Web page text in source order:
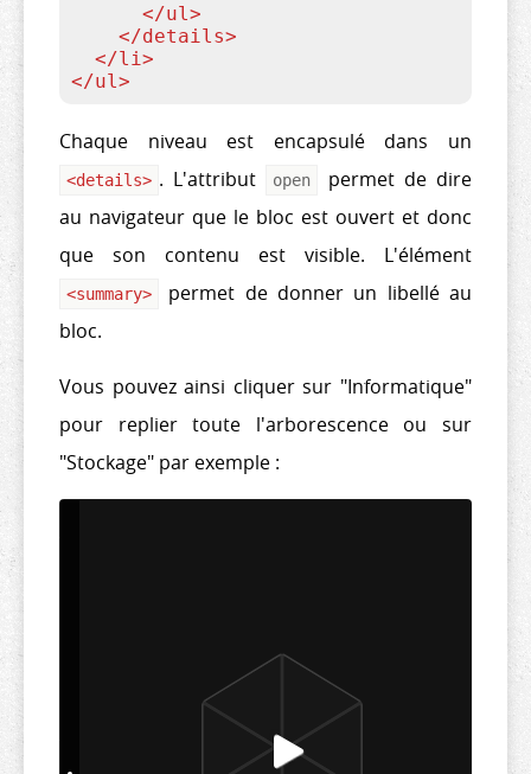
</ul >
</details>
</li >
</ul >
Chaque niveau est encapsulé dans un
<details> . L'attribut open
permet de dire
au navigateur que le bloc est ouvert et donc
que son contenu est visible. L'élément
<summary>
permet de donner un libellé au
bloc.
Vous pouvez ainsi cliquer sur "Informatique"
pour replier toute l'arborescence ou sur
"Stockage" par exemple :